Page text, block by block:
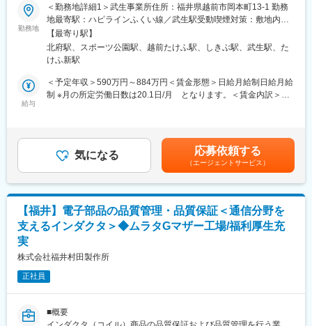
〔モデル年収〕
・最短2年目 主任 570万円
・最短4年目 主事 650万円
す。近年では新ブランド「KONOKA」を立ち上げ、薪ストーブや
ホームサウナの販売・施工・メンテナンスなど暮らしを豊かにす
る新たな分野にも進出しています。
・年間休日120日の土日祝休みで月残業平均10時間の為、日々オ
ンオフのメリハリをつけて働くことが可能な環境です。また、子
環境となります。
■詳細
◇工場インフラ・ユーティリティー設備（特別高圧受変電、圧
空、給排気、工業用水、水処理、クリーンルーム等）の企画設
計・運用管理
◇稼働データやエネルギー使用量の解析に基づく、省エネ・CO2
削減施策の企画・立案・実行
◇需要拡大や新商品立ち上げに伴う、新規インフラ設備の導入計
・生産設備へのエネルギー供給配管の敷設から、工場建屋の建
築、地域社会に向けた緑地整備まで、幅広い工場インフラシステ
ムを管理・最適化できる点です。協力会社と共にインフラ基盤を
・生産活動を支える「縁の下の力持ち」
ユーティリティー設備の安定稼働は、工場の生産活動に直結しま
が、工場全体のコスト削減やお客様への製品の安定供給という確
エネルギーの調達推進などに関わります。地域のトップランナー
勤務地
＜勤務地詳細1＞武生事業所住所：福井県越前市岡本町13-1 勤務
地最寄駅：ハピラインふくい線／武生駅受動喫煙対策：敷地内全
面禁煙＜勤務地詳細2＞宮崎工場住所：福井県丹生郡越前町小曽原
108号字向北谷100番地 勤務地最寄駅：ハピライン福井線／武生
駅受動喫煙対策：敷地内全面禁煙＜勤務地詳細3＞セラミックコン
受動喫煙対策：屋内全面禁煙変更の範囲：会社の定める事業所
（リモートワーク含む）
【最寄り駅】
北府駅、スポーツ公園駅、越前たけふ駅、しきぶ駅、武生駅、た
けふ新駅
給与
＜予定年収＞590万円～884万円＜賃金形態＞日給月給制日給月給
制 ※月の所定労働日数は20.1日/月 となります。＜賃金内訳＞月
はあくまでも目安の金額であり、選考を通じて上下する可能性が
あります。月給(月額)は固定手当を含めた表記です。
気になる 応募依頼する
（エージェントサービス）
【福井】電子部品の品質管理・品質保証＜通信分野を
支えるインダクタ＞◆ムラタGマザー工場/福利厚生充
実
株式会社福井村田製作所
正社員
■概要